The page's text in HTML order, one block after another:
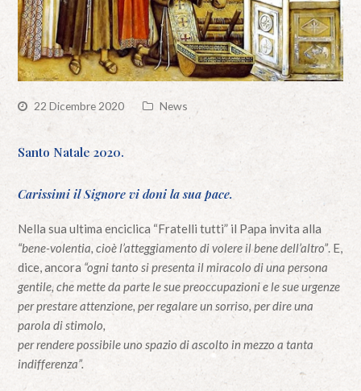
22 Dicembre 2020 News
Santo Natale 2020.
Carissimi il Signore vi doni la sua pace.
Nella sua ultima enciclica “Fratelli tutti” il Papa invita alla
“bene-volentia, cioè l’atteggiamento di volere il bene dell’altro”. E,
dice, ancora “ogni tanto si presenta il miracolo di una persona
gentile, che mette da parte le sue preoccupazioni e le sue urgenze
per prestare attenzione, per regalare un sorriso, per dire una
parola di stimolo,
per rendere possibile uno spazio di ascolto in mezzo a tanta
indifferenza”.